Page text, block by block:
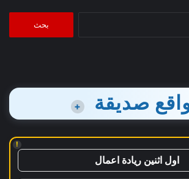
صديقة +
!
اول اثنين ريادة اعمال